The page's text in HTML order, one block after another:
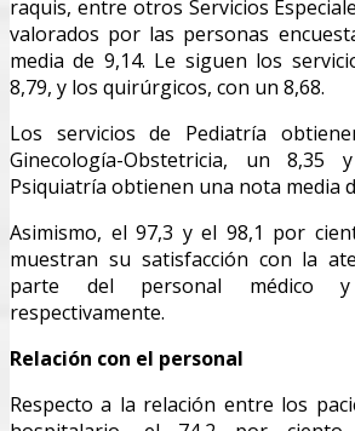
raquis, entre otros Servicios
valorados por las personas
media de 9,14. Le siguen los
8,79, y los quirúrgicos, con un 8,68.
Los servicios de Pediatría
Ginecología-Obstetricia, un 8,35
Psiquiatría obtienen una nota media
Asimismo, el 97,3 y el 98,1 por
muestran su satisfacción con la
parte del personal médico y
respectivamente.
Relación con el personal
Respecto a la relación entre los